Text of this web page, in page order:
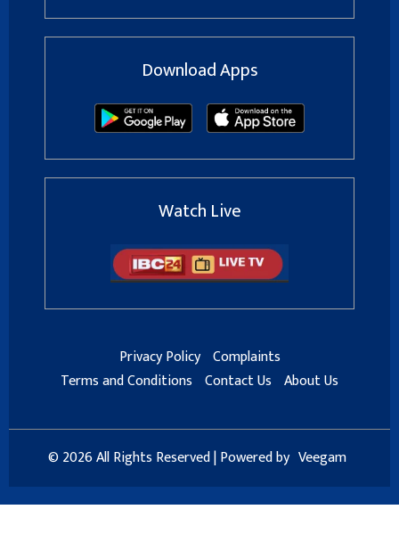
Download Apps
Watch Live
Privacy Policy Complaints
Terms and Conditions Contact Us About Us
© 2026 All Rights Reserved | Powered by Veegam